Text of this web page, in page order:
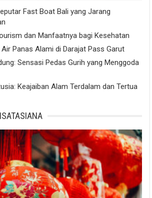
Fast Boat Bali yang Jarang
dan Manfaatnya bagi Kesehatan
Panas Alami di Darajat Pass Garut
Sensasi Pedas Gurih yang Menggoda
Keajaiban Alam Terdalam dan Tertua